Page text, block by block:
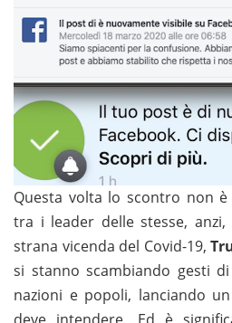
Questa volta lo scontro non
tra i leader delle stesse,
strana vicenda del Covid-19,
si stanno scambiando gesti
nazioni e popoli, lanciando